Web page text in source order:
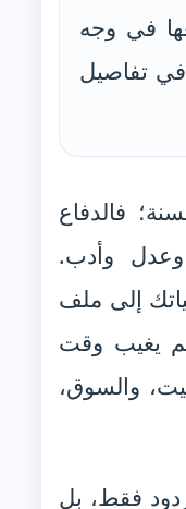
في وجه
في تفاصيل
فالدفاع
وأدب.
إلى ملف
يغيب وقت
والسوق،
فقط، بل